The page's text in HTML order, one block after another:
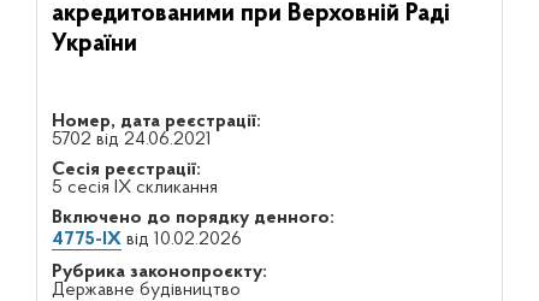
акредитованими при Верховній Раді
України
Номер, дата реєстрації:
5702 від 24.06.2021
Сесія реєстрації:
5 сесія IX скликання
Включено до порядку денного:
4775-IXвід 10.02.2026
Рубрика законопроєкту:
Державне будівництво